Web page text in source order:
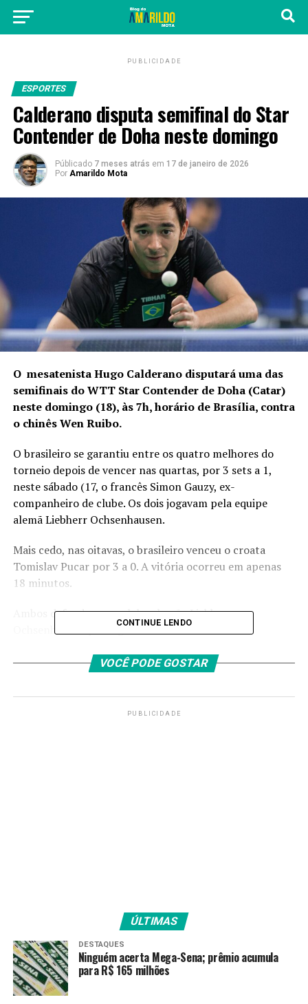
PUBLICIDADE
ESPORTES
Calderano disputa semifinal do Star
Contender de Doha neste domingo
Públicado 7 meses atrás em 17 de janeiro de 2026
Por Amarildo Mota
O mesatenista Hugo Calderano disputará uma das
semifinais do WTT Star Contender de Doha (Catar)
neste domingo (18), às 7h, horário de Brasília, contra
o chinês Wen Ruibo.
O brasileiro se garantiu entre os quatro melhores do
torneio depois de vencer nas quartas, por 3 sets a 1,
neste sábado (17, o francês Simon Gauzy, ex-
companheiro de clube. Os dois jogavam pela equipe
alemã Liebherr Ochsenhausen.
Mais cedo, nas oitavas, o brasileiro venceu o croata
Tomislav Pucar por 3 a 0. A vitória ocorreu em apenas
18 minutos.
Ambos defenderam o clube alemão Liebherr
Ochsenhausen por alguns anos
Fonte:Agência Brasil
CONTINUE LENDO
VOCÊ PODE GOSTAR
PUBLICIDADE
ÚLTIMAS
DESTAQUES
Ninguém acerta Mega-Sena; prêmio acumula
para R$ 165 milhões